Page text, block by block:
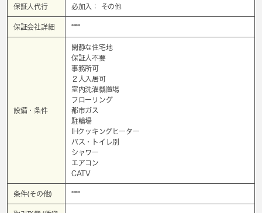
保証人代行 必加入： その他
保証会社詳細 ****
設備・条件
閑静な住宅地
保証人不要
事務所可
２人入居可
室内洗濯機置場
フローリング
都市ガス
駐輪場
IHクッキングヒーター
バス・トイレ別
シャワー
エアコン
CATV
条件(その他) ****